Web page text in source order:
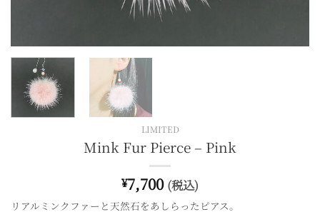
LIMITED
Mink Fur Pierce – Pink
¥7,700 (税込)
リアルミンクファーと天然石をあしらったピアス。